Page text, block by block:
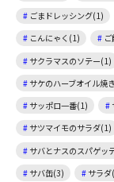
ごまドレッシング(1)
こんにゃく(1)
サクラマスのソテー(1)
サケのハーブオイル焼
サッポロ一番(1)
サツマイモのサラダ(1)
サバとナスのスパゲッ
サバ缶(3)
サラ